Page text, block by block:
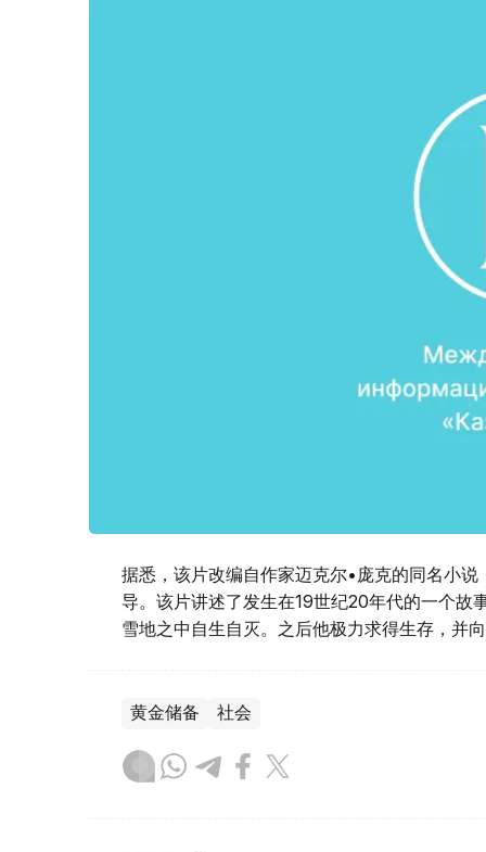
据悉，该片改编自作家迈克尔•庞克的同名小
导。该片讲述了发生在19世纪20年代的一个故
雪地之中自生自灭。之后他极力求得生存，并
黄金储备 社会